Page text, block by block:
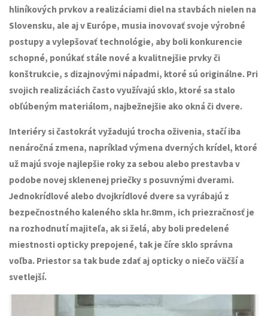
hliníkových prvkov a realizáciami diel na stavbách nielen na
Slovensku, ale aj v Európe, musia inovovať svoje výrobné
postupy a vylepšovať technológie, aby boli konkurencie
schopné, ponúkať stále nové a kvalitnejšie prvky či
konštrukcie, s dizajnovými nápadmi, ktoré sú originálne. Pri
svojich realizáciách často využívajú sklo, ktoré sa stalo
obľúbeným materiálom, najbežnejšie ako okná či dvere.
Interiéry si častokrát vyžadujú trocha oživenia, stačí iba
nenáročná zmena, napríklad výmena dverných krídel, ktoré
už majú svoje najlepšie roky za sebou alebo prestavba v
podobe novej sklenenej priečky s posuvnými dverami.
Jednokrídlové alebo dvojkrídlové dvere sa vyrábajú z
bezpečnostného kaleného skla hr.8mm, ich priezračnosť je
na rozhodnutí majiteľa, ak si želá, aby boli predelené
miestnosti opticky prepojené, tak je číre sklo správna
voľba. Priestor sa tak bude zdať aj opticky o niečo väčší a
svetlejší.